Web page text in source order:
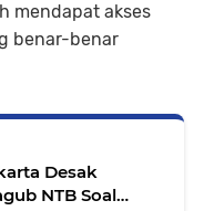
mendapat akses
benar-benar
Desak
NTB Soal